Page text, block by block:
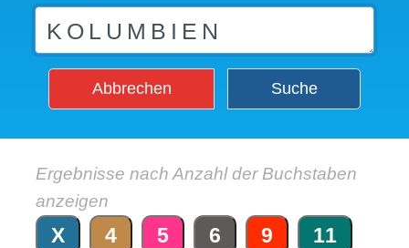
Abbrechen Suche
Ergebnisse nach Anzahl der Buchstaben
anzeigen
X 4 5 6 9
11